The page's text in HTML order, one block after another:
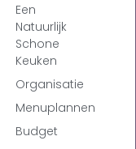
Een
Natuurlijk
Schone
Keuken
Organisatie
Menuplannen
Budget